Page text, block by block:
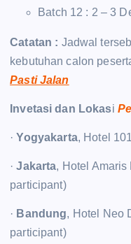
Batch 12 : 2 – 3
Catatan : Jadwal
kebutuhan calon
Pasti Jalan
Invetasi dan Lokasi
·Yogyakarta, Hotel
·Jakarta, Hotel Amaris
participant)
· Bandung, Hotel Neo
participant)